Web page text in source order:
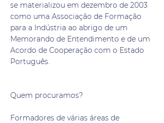
se materializou em dezembro de 2003
como uma Associação de Formação
para a Indústria ao abrigo de um
Memorando de Entendimento e de um
Acordo de Cooperação com o Estado
Português.
Quem procuramos?
Formadores de várias áreas de